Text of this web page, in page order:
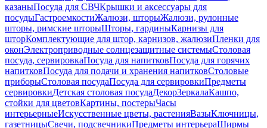
казаныПосуда для СВЧКрышки и аксессуары для
посудыГастроемкостиЖалюзи, шторыЖалюзи, рулонные
шторы, римские шторыШторы, гардиныКарнизы для
шторКомплектующие для штор, карнизов, жалюзиПленки для
оконЭлектроприводные солнцезащитные системыСтоловая
посуда, сервировкаПосуда для напитковПосуда для горячих
напитковПосуда для подачи и хранения напитковСтоловые
приборыСтоловая посудаПосуда для сервировкиПредметы
сервировкиДетская столовая посудаДекорЗеркалаКашпо,
стойки для цветовКартины, постерыЧасы
интерьерныеИскусственные цветы, растенияВазыКлючницы,
газетницыСвечи, подсвечникиПредметы интерьераШирмы